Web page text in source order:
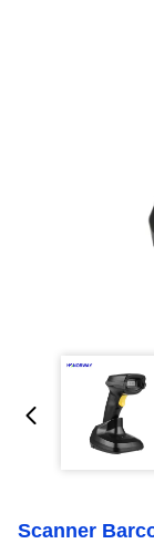
Scanner